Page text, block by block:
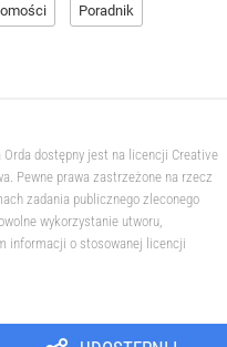
Poradnik
dostępny jest na licencji Creative
Pewne prawa zastrzeżone na rzecz
zadania publicznego zleconego
wykorzystanie utworu,
informacji o stosowanej licencji